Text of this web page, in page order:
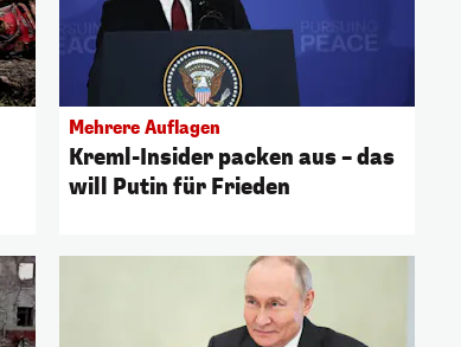
Mehrere Auflagen
Kreml-Insider packen aus – das
will Putin für Frieden